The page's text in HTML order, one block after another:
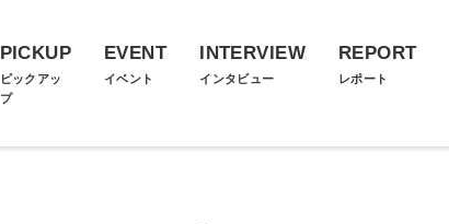
PICKUP
ピックアッ
プ
EVENT
イベント
INTERVIEW
インタビュー
REPORT
レポート